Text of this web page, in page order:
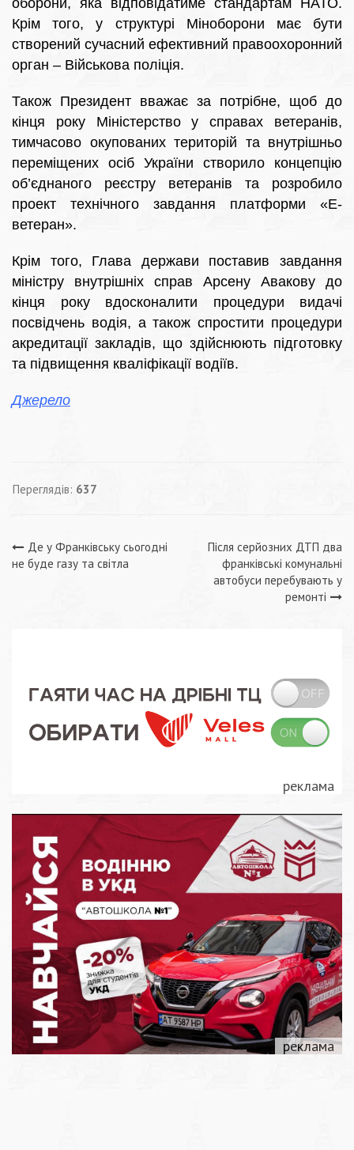
оборони, яка відповідатиме стандартам НАТО.
Крім того, у структурі Міноборони має бути
створений сучасний ефективний правоохоронний
орган – Військова поліція.
Також Президент вважає за потрібне, щоб до
кінця року Міністерство у справах ветеранів,
тимчасово окупованих територій та внутрішньо
переміщених осіб України створило концепцію
об’єднаного реєстру ветеранів та розробило
проект технічного завдання платформи «Е-
ветеран».
Крім того, Глава держави поставив завдання
міністру внутрішніх справ Арсену Авакову до
кінця року вдосконалити процедури видачі
посвідчень водія, а також спростити процедури
акредитації закладів, що здійснюють підготовку
та підвищення кваліфікації водіїв.
Джерело
Переглядів: 637
Навігація
Де у Франківську сьогодні
не буде газу та світла
Після серйозних ДТП два
франківські комунальні
автобуси перебувають у
ремонті